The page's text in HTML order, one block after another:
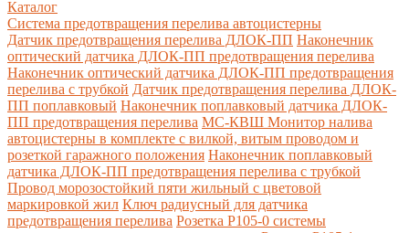
Каталог
Система предотвращения перелива автоцистерны
Датчик предотвращения перелива ДЛОК-ПП Наконечник
оптический датчика ДЛОК-ПП предотвращения перелива
Наконечник оптический датчика ДЛОК-ПП предотвращения
перелива с трубкой Датчик предотвращения перелива ДЛОК-
ПП поплавковый Наконечник поплавковый датчика ДЛОК-
ПП предотвращения перелива МС-КВШ Монитор налива
автоцистерны в комплекте с вилкой, витым проводом и
розеткой гаражного положения Наконечник поплавковый
датчика ДЛОК-ПП предотвращения перелива с трубкой
Провод морозостойкий пяти жильный с цветовой
маркировкой жил Ключ радиусный для датчика
предотвращения перелива Розетка Р105-0 системы